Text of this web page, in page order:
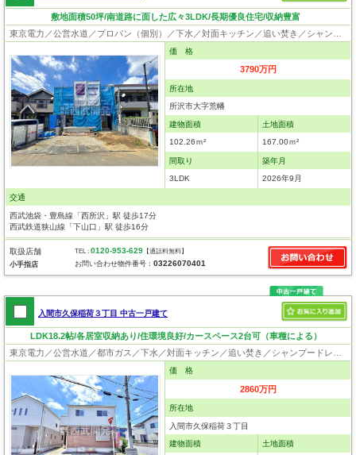
敷地面積50坪/南道路に面した広々3LDK/長期優良住宅/収納豊富
価 格
3790万円
所在地
所沢市大字荒幡
建物面積
102.26ｍ²
土地面積
167.00ｍ²
間取り
3LDK
築年月
2026年9月
交通
西武池袋・豊島線「西所沢」駅 徒歩17分
西武鉄道狭山線「下山口」駅 徒歩16分
取扱店舗
小手指店
TEL :0120-953-629 【通話料無料】
お問い合わせ物件番号：03226070401
入間市久保稲荷３丁目 中古一戸建て
LDK18.2帖/各居室収納あり/住環境良好/カースペース2台可（車種による）
価 格
2860万円
所在地
入間市久保稲荷３丁目
建物面積 土地面積